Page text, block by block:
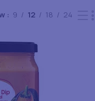
9 12 18 24